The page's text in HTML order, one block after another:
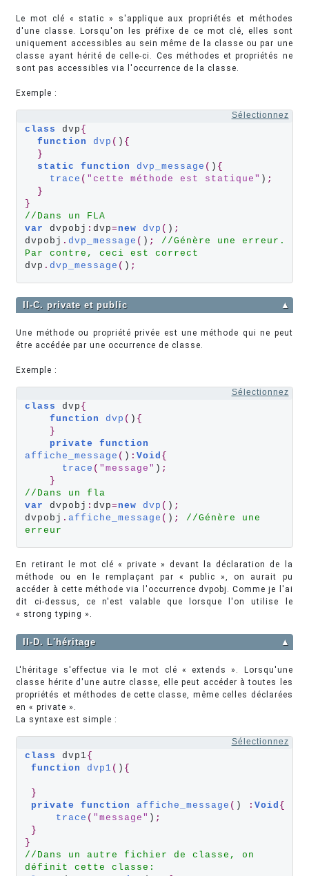
Le mot clé « static » s'applique aux propriétés et méthodes
d'une classe. Lorsqu'on les préfixe de ce mot clé, elles sont
uniquement accessibles au sein même de la classe ou par une
classe ayant hérité de celle-ci. Ces méthodes et propriétés ne
sont pas accessibles via l'occurrence de la classe.
Exemple :
Sélectionnez
class dvp {
function
dvp ( ) {
}
static
function dvp_message ( ) {
trace ( "cette méthode est statique" ) ;
}
}
//Dans un FLA
var
dvpobj : dvp= new dvp ( ) ;
dvpobj . dvp_message ( ) ;
//Génère une erreur.
Par contre, ceci est correct
dvp . dvp_message ( ) ;
II-C. private et public ▲
Une méthode ou propriété privée est une méthode qui ne peut
être accédée par une occurrence de classe.
Exemple :
Sélectionnez
class dvp {
function
dvp ( ) {
}
private
function
affiche_message ( ) :Void {
trace ( "message" ) ;
}
//Dans un fla
var
dvpobj : dvp= new dvp ( ) ;
dvpobj . affiche_message ( ) ;
//Génère une
erreur
En retirant le mot clé « private » devant la déclaration de la
méthode ou en le remplaçant par « public », on aurait pu
accéder à cette méthode via l'occurrence dvpobj. Comme je l'ai
dit ci-dessus, ce n'est valable que lorsque l'on utilise le
« strong typing ».
II-D. L'héritage ▲
L'héritage s'effectue via le mot clé « extends ». Lorsqu'une
classe hérite d'une autre classe, elle peut accéder à toutes les
propriétés et méthodes de cette classe, même celles déclarées
en « private ».
La syntaxe est simple :
Sélectionnez
class dvp1{
function
dvp1 ( ) {
}
private
function affiche_message ( ) :Void {
trace ( "message" ) ;
}
}
//Dans un autre fichier de classe, on
définit cette classe: